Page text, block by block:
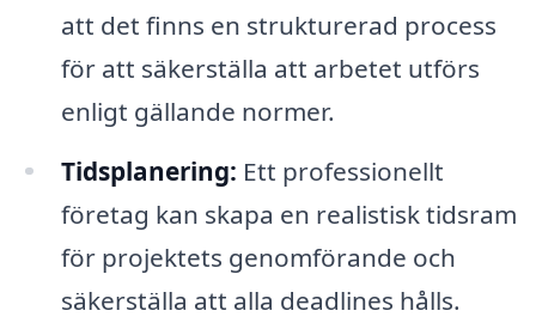
att det finns en strukturerad process
för att säkerställa att arbetet utförs
enligt gällande normer.
Tidsplanering: Ett professionellt
företag kan skapa en realistisk tidsram
för projektets genomförande och
säkerställa att alla deadlines hålls.